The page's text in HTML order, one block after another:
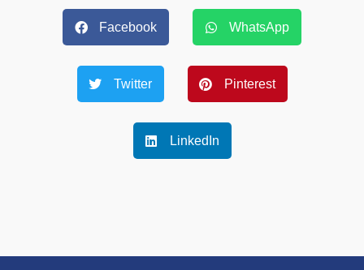
Facebook WhatsApp
Twitter Pinterest
LinkedIn